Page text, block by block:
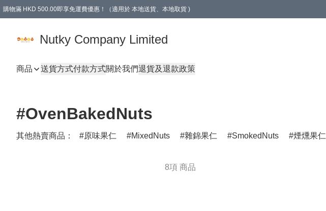
購物滿 HKD 500.00即享免運費優惠！（適用於 本地送貨、本地取貨 )
Nutky Company Limited
商品 送貨方式付款方式關於我們退貨及退款政策
#OvenBakedNuts
其他熱賣商品： 原味果仁 MixedNuts 雜錦果仁 SmokedNuts 煙燻果仁
8項 商品